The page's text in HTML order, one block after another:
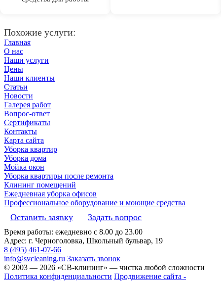
Похожие услуги:
Главная
О нас
Наши услуги
Цены
Наши клиенты
Статьи
Новости
Галерея работ
Вопрос-ответ
Сертификаты
Контакты
Карта сайта
Уборка квартир
Уборка дома
Мойка окон
Уборка квартиры после ремонта
Клининг помещений
Ежедневная уборка офисов
Профессиональное оборудование и моющие средства
Оставить заявку Задать вопрос
Время работы: ежедневно с 8.00 до 23.00
Адрес: г. Черноголовка, Школьный бульвар, 19
8 (495) 461-07-66
info@svcleaning.ru Заказать звонок
© 2003 — 2026 «СВ-клининг» — чистка любой сложности
Политика конфиденциальности Продвижение сайта -